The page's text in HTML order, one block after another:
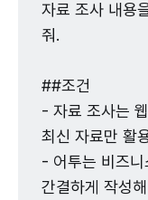
자료 조사 내용
줘.
##조건
- 자료 조사는
최신 자료만 활
- 어투는 비즈
간결하게 작성